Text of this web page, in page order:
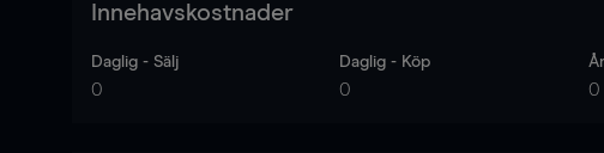
Innehavskostnader
Daglig - Sälj
0
Daglig - Köp
0 0